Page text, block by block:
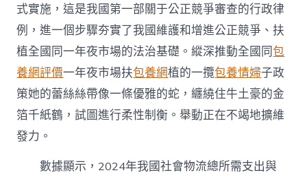
式實施，這是我國第一部關于公正競爭審查的行政律
例，進一個步驟夯實了我國維護和增進公正競爭、扶
植全國同一年夜市場的法治基礎。縱深推動全國同包
養網評價一年夜市場扶包養網植的一攬包養情婦子政
策她的蕾絲絲帶像一條優雅的蛇，纏繞住牛土豪的金
箔千紙鶴，試圖進行柔性制衡。舉動正在不竭地擴維
發力。
數據顯示，2024年我國社會物流總所需支出與